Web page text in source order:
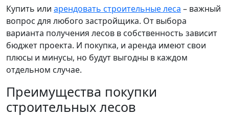
Купить или арендовать строительные леса – важный
вопрос для любого застройщика. От выбора
варианта получения лесов в собственность зависит
бюджет проекта. И покупка, и аренда имеют свои
плюсы и минусы, но будут выгодны в каждом
отдельном случае.
Преимущества покупки
строительных лесов